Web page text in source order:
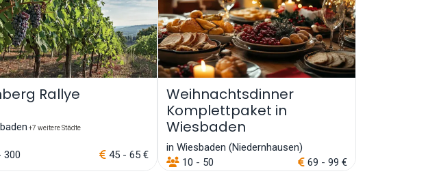
Rallye
+7 weitere Städte
300 45 - 65 €
Weihnachtsdinner
Komplettpaket in
Wiesbaden
in Wiesbaden (Niedernhausen)
10 - 50
69 - 99 €